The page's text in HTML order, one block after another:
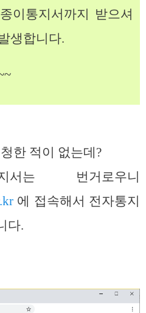
이통지서까지 받으셔
생합니다.
한 적이 없는데?
서는 번거로우니
에 접속해서 전자통지
다.